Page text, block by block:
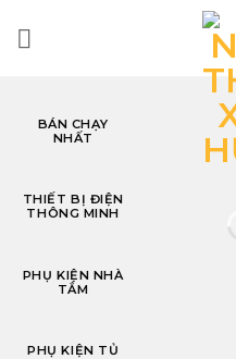
BÁN CHẠY
NHẤT
THIẾT BỊ ĐIỆN
THÔNG MINH
PHỤ KIỆN NHÀ
TẮM
PHỤ KIỆN TỦ